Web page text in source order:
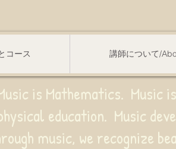
コース 講師について/
is Mathematics. Music
education. Music
recognize beauty,